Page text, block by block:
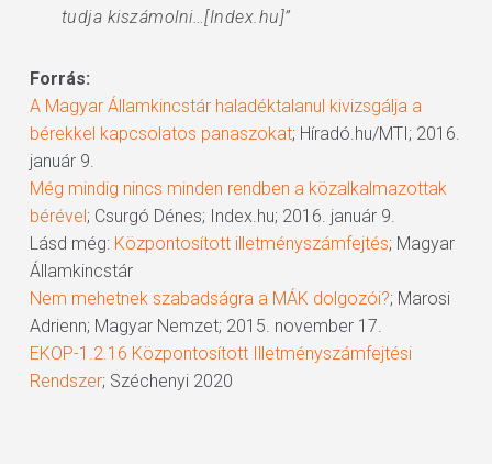
tudja kiszámolni…[Index.hu]”
Forrás:
A Magyar Államkincstár haladéktalanul kivizsgálja a
bérekkel kapcsolatos panaszokat; Híradó.hu/MTI; 2016.
január 9.
Még mindig nincs minden rendben a közalkalmazottak
bérével; Csurgó Dénes; Index.hu; 2016. január 9.
Lásd még: Központosított illetményszámfejtés; Magyar
Államkincstár
Nem mehetnek szabadságra a MÁK dolgozói?; Marosi
Adrienn; Magyar Nemzet; 2015. november 17.
EKOP-1.2.16 Központosított Illetményszámfejtési
Rendszer; Széchenyi 2020